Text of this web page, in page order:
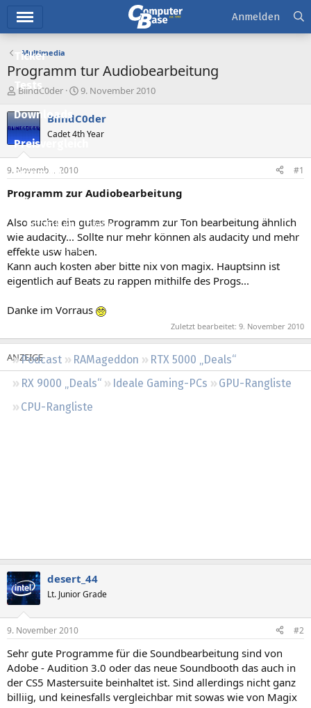
Ticker
Tests
Downloads
Preisvergleich
Forum
Aktuelles
Empfohlene Inhalte
Neue Beiträge
Neueste Aktivitäten
Podcast RAMageddon
RTX 5000 „Deals“
RX 9000 „Deals“
Ideale Gaming-PCs
GPU-Rangliste
CPU-Rangliste
Anmelden
Multimedia
Programm tur Audiobearbeitung
E
s
t
e
l
e
r
BlindC0der
E
s
t
e
t
a
9. November 2010
BlindC0der
Cadet 4th Year
9. November 2010 #1
Programm zur Audiobearbeitung
Also suche ein gutes Programm zur Ton bearbeitung ähnlich
wie audacity... Sollte nur mehr können als audacity und mehr
effekte usw haben.
Kann auch kosten aber bitte nix von magix. Hauptsinn ist
eigentlich auf Beats zu rappen mithilfe des Progs...
Danke im Vorraus
Zuletzt bearbeitet: 9. November 2010
desert_44
Lt. Junior Grade
9. November 2010 #2
Sehr gute Programme für die Soundbearbeitung sind von
Adobe - Audition 3.0 oder das neue Soundbooth das auch in
der CS5 Mastersuite beinhaltet ist. Sind allerdings nicht ganz
billiig, und keinesfalls vergleichbar mit sowas wie von Magix